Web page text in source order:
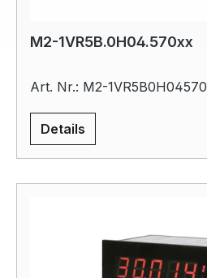
M2-1VR5B.0H04.570xx
Art. Nr.: M2-
Details